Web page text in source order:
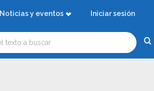
Noticias y eventos Iniciar sesión